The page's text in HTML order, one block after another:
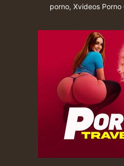
porno, Xvideos Porno